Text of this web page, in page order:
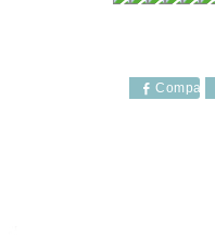
Comparte